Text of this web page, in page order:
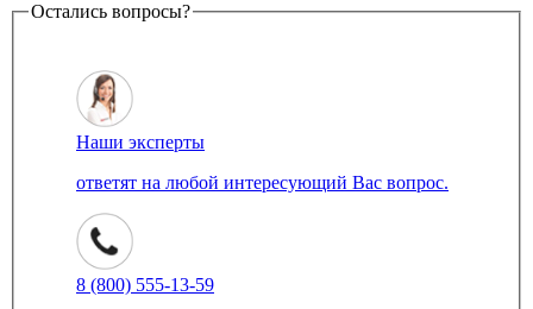
Остались вопросы?
Наши эксперты
ответят на любой интересующий Вас вопрос.
8 (800) 555-13-59